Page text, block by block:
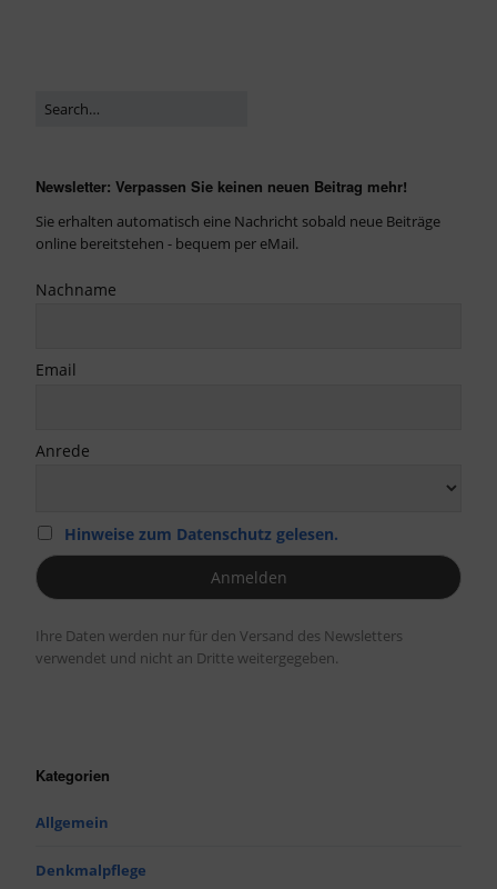
Newsletter: Verpassen Sie keinen neuen Beitrag mehr!
Sie erhalten automatisch eine Nachricht sobald neue Beiträge
online bereitstehen - bequem per eMail.
Nachname
Email
Anrede
Hinweise zum Datenschutz gelesen.
Ihre Daten werden nur für den Versand des Newsletters
verwendet und nicht an Dritte weitergegeben.
Kategorien
Allgemein
Denkmalpflege